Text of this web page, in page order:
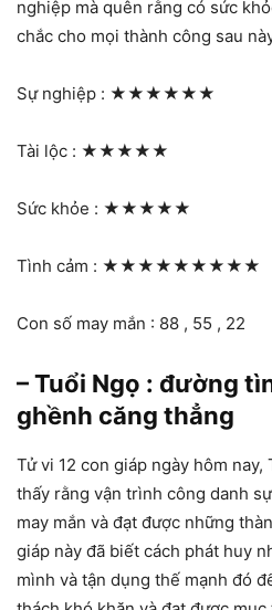
nghiệp mà quên rằng có sức
chắc cho mọi thành công sau
Sự nghiệp : ★★★★★★
Tài lộc : ★★★★★
Sức khỏe : ★★★★★
Tình cảm : ★★★★★★★★★
Con số may mắn : 88 , 55 , 22
– Tuổi Ngọ : đường
ghềnh căng thẳng
Tử vi 12 con giáp ngày hôm
thấy rằng vận trình công danh
may mắn và đạt được những
giáp này đã biết cách phát huy
mình và tận dụng thế mạnh đó